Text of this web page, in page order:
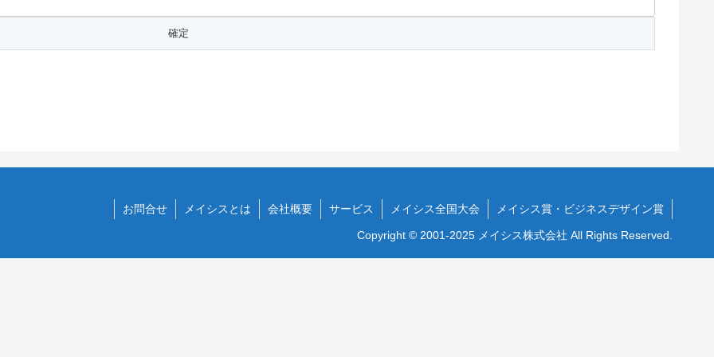
お問合せ メイシスとは 会社概要 サービス メイシス全国大会 メイシス賞・ビジネスデザイン賞
Copyright © 2001-2025 メイシス株式会社 All Rights Reserved.